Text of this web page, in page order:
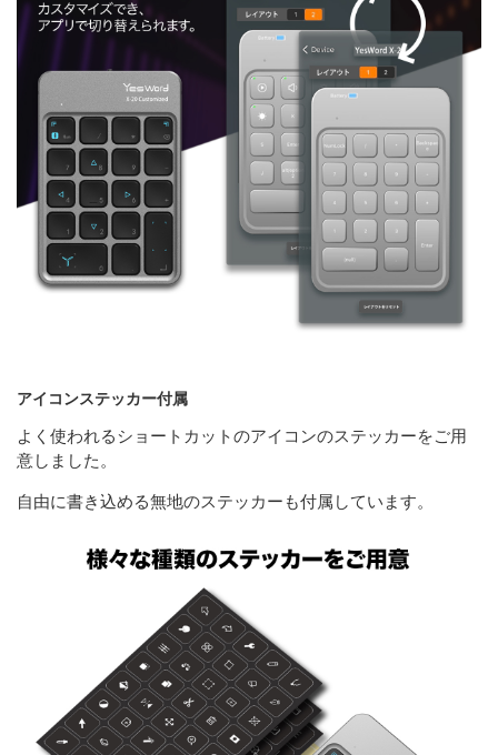
アイコンステッカー付属
よく使われるショートカットのアイコンのステッカーをご用
意しました。
自由に書き込める無地のステッカーも付属しています。